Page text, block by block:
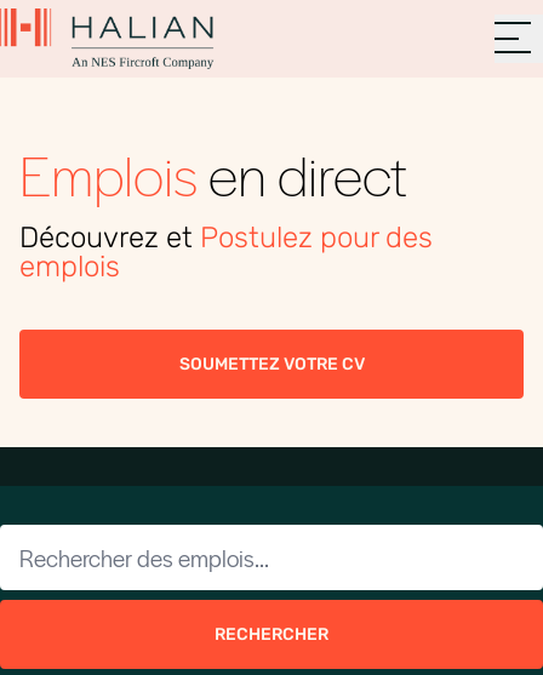
Emploisen direct
Découvrez et Postulez pour des
emplois
SOUMETTEZ VOTRE CV
RECHERCHER